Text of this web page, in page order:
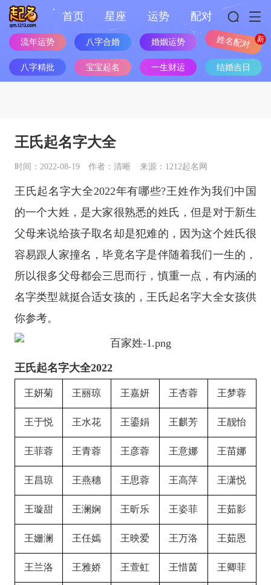
首页 星座 运势 配对
流年运势 八字合婚 婚姻运势 姓名配对
八字精批 宝宝起名 一生财运 结婚吉日
王氏起名字大全
时间：2022-08-19 作者：清晰 来源：1212起名网
王氏起名字大全2022年有哪些?王姓作为我们中国
的一个大姓，是大家很熟悉的姓氏，但是对于新生
父母来说给孩子取名却是犯难的，因为这个姓氏很
容易跟人家撞名，毕竟名字是伴随着我们一生的，
所以很多父母都会三思而行，慎重一点，有内涵的
名字类型就挺合适女孩的，王氏起名字大全女孩供
你参考。
王氏起名字大全2022
王妍菊 王丽琼 王嘉妍 王杏蓉 王梦蓉
王于悦 王水花 王鎏娟 王麒芳 王靓怡
王菲蓉 王青蓉 王彦蓉 王意娜 王苗娜
王昌琼 王燕穗 王思蓉 王高萍 王潇悦
王璇甜 王澜娴 王昕乐 王姿菲 王茹影
王姗澜 王任嫣 王映爱 王万洛 王茹恩
王兰洛 王雅娇 王萱虹 王惜茵 王卿菲